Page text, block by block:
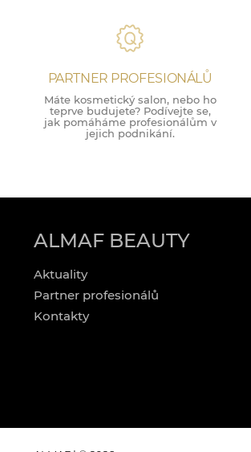
PARTNER PROFESIONÁLŮ
Máte kosmetický salon, nebo ho
teprve budujete? Podívejte se,
jak pomáháme profesionálům v
jejich podnikání.
ALMAF BEAUTY
Aktuality
Partner profesionálů
Kontakty